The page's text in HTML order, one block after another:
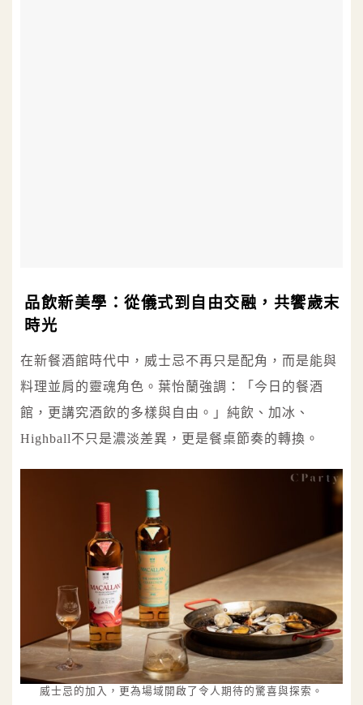
品飲新美學：從儀式到自由交融，共饗歲末
時光
在新餐酒館時代中，威士忌不再只是配角，而是能與
料理並肩的靈魂角色。葉怡蘭強調：「今日的餐酒
館，更講究酒飲的多樣與自由。」純飲、加冰、
Highball不只是濃淡差異，更是餐桌節奏的轉換。
威士忌的加入，更為場域開啟了令人期待的驚喜與探索。